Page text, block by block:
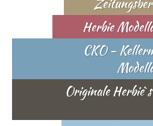
Herbie
CKO -
Originale